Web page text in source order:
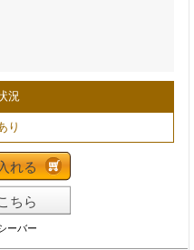
況
り
れる
ちら
ーバー